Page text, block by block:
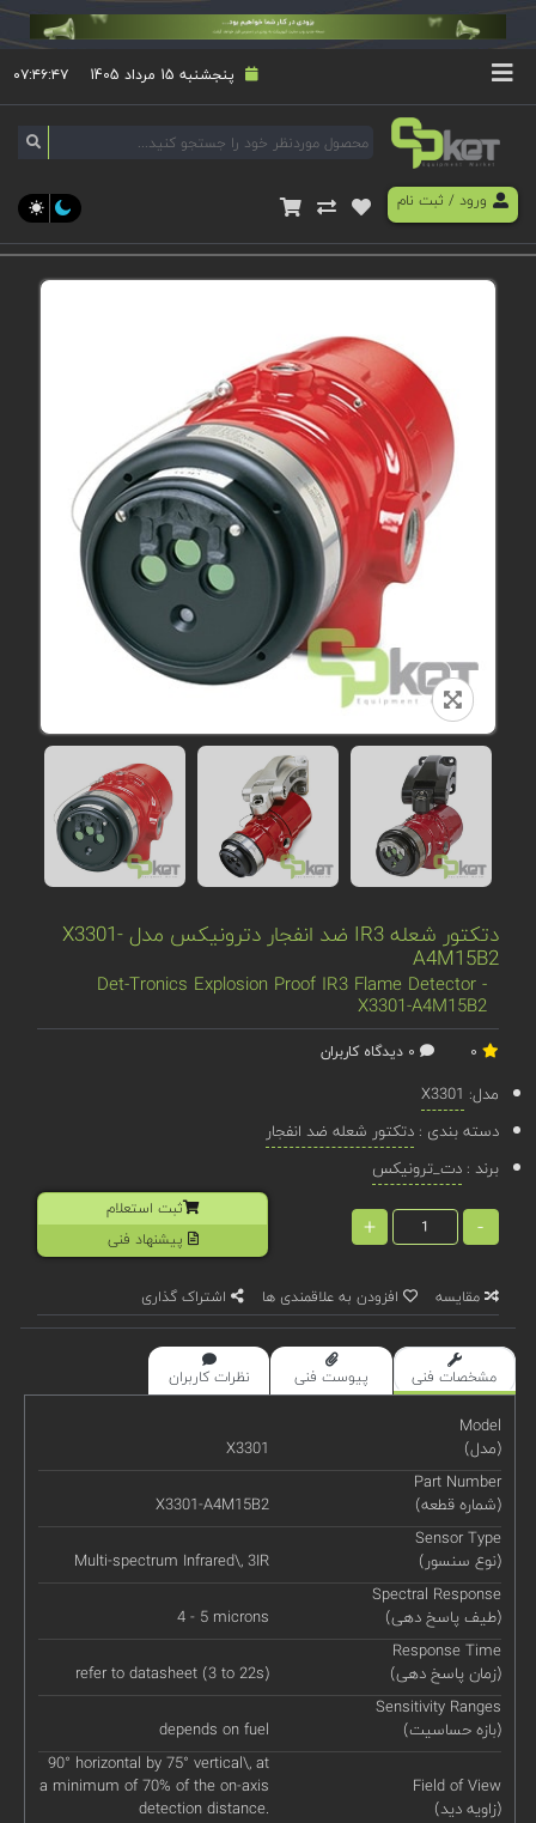
پنجشنبه 15 مرداد 1405 ۰۷:۴۶:۴۷
ورود/ ثبت نام
دتکتور شعله IR3 ضد انفجار دترونیکس مدل X3301-
A4M15B2
Det-Tronics Explosion Proof IR3 Flame Detector -
X3301-A4M15B2
مدل: X3301
دسته بندی :دتکتور شعله ضد انفجار
برند :دت_ترونیکس
-
+
ثبت استعلام
پیشنهاد فنی
مقایسه افزودن به علاقمندی ها اشتراک گذاری
مشخصات فنی پیوست فنی نظرات کاربران
Model
(مدل)
X3301
Part Number
(شماره قطعه)
X3301-A4M15B2
Sensor Type
(نوع سنسور)
Multi-spectrum Infrared\, 3IR
Spectral Response
(طیف پاسخ دهی)
4 - 5 microns
Response Time
(زمان پاسخ دهی)
refer to datasheet (3 to 22s)
Sensitivity Ranges
(بازه حساسیت)
depends on fuel
Field of View
(زاویه دید)
90° horizontal by 75° vertical\, at
a minimum of 70% of the on-axis
detection distance.